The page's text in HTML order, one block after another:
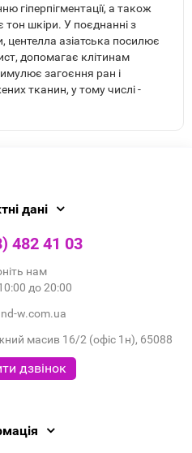
гіперпігментації, а також
шкіри. У поєднанні з
азіатська посилює
допомагає клітинам
загоєння ран і
тканин, у тому числі -
дані
482 41 03
нам
до 20:00
w.com.ua
масив 16/2 (офіс 1н), 65088
дзвінок